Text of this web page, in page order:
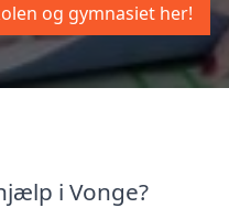
og gymnasiet her!
i Vonge?